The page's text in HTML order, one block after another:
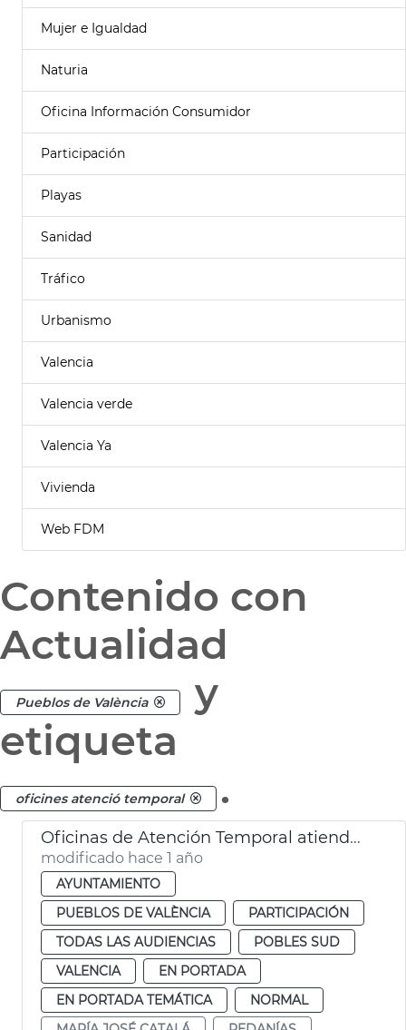
Mujer e Igualdad
Naturia
Oficina Información Consumidor
Participación
Playas
Sanidad
Tráfico
Urbanismo
Valencia
Valencia verde
Valencia Ya
Vivienda
Web FDM
Contenido con
Actualidad
Pueblos de València
y
etiqueta
oficines atenció temporal .
Oficinas de Atención Temporal atienden a 600 afectados DANA pedanias
modificado hace 1 año
AYUNTAMIENTO
PUEBLOS DE VALÈNCIA
PARTICIPACIÓN
TODAS LAS AUDIENCIAS
POBLES SUD
VALENCIA
EN PORTADA
EN PORTADA TEMÁTICA
NORMAL